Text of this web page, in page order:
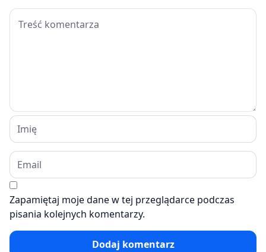
Zapamiętaj moje dane w tej przeglądarce podczas
pisania kolejnych komentarzy.
Dodaj komentarz